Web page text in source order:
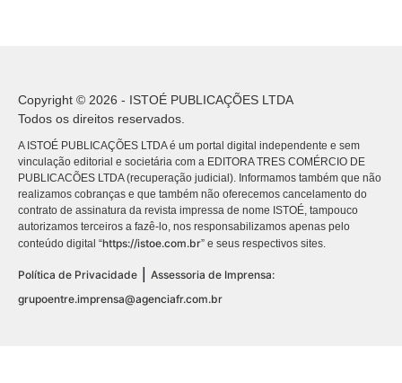
Copyright © 2026 - ISTOÉ PUBLICAÇÕES LTDA
Todos os direitos reservados.
A ISTOÉ PUBLICAÇÕES LTDA é um portal digital independente e sem
vinculação editorial e societária com a EDITORA TRES COMÉRCIO DE
PUBLICACÕES LTDA (recuperação judicial). Informamos também que não
realizamos cobranças e que também não oferecemos cancelamento do
contrato de assinatura da revista impressa de nome ISTOÉ, tampouco
autorizamos terceiros a fazê-lo, nos responsabilizamos apenas pelo
conteúdo digital “https://istoe.com.br” e seus respectivos sites.
Política de Privacidade
Assessoria de Imprensa:
grupoentre.imprensa@agenciafr.com.br